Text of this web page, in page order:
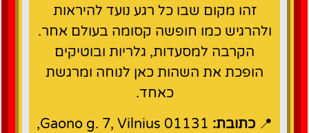
זהו מקום שבו כל רגע נועד להיראות
ולהרגיש כמו חופשה קסומה בעולם אחר.
הקרבה למסעדות, גלריות ובוטיקים
הופכת את השהות כאן לנוחה ומרגשת
כאחד.
📍 כתובת:
Gaono g. 7, Vilnius 01131,